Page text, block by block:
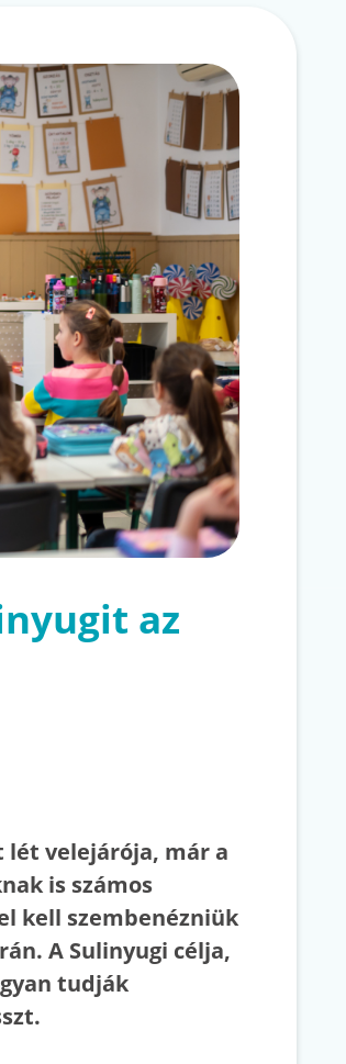
az
lét velejárója, már a
is számos
kell szembenézniük
A Sulinyugi célja,
tudják